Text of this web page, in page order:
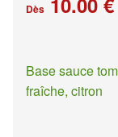
Dès
Base sauce
fraîche, citron